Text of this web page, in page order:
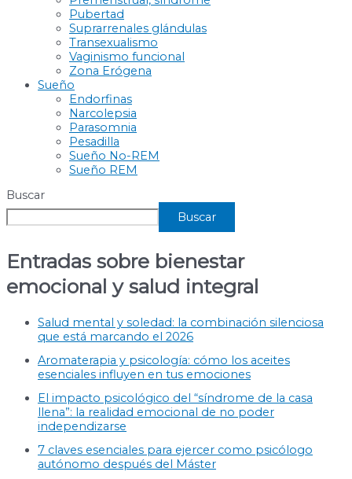
Pubertad
Suprarrenales glándulas
Transexualismo
Vaginismo funcional
Zona Erógena
Sueño
Endorfinas
Narcolepsia
Parasomnia
Pesadilla
Sueño No-REM
Sueño REM
Buscar
Buscar
Entradas sobre bienestar
emocional y salud integral
Salud mental y soledad: la combinación silenciosa
que está marcando el 2026
Aromaterapia y psicología: cómo los aceites
esenciales influyen en tus emociones
El impacto psicológico del “síndrome de la casa
llena”: la realidad emocional de no poder
independizarse
7 claves esenciales para ejercer como psicólogo
autónomo después del Máster